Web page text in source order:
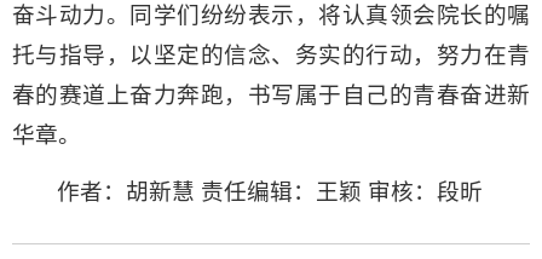
奋斗动力。同学们纷纷表示，将认真领会院长的嘱
托与指导，以坚定的信念、务实的行动，努力在青
春的赛道上奋力奔跑，书写属于自己的青春奋进新
华章。
作者：胡新慧 责任编辑：王颖 审核：段昕